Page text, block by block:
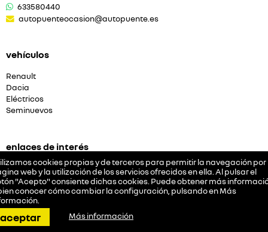
cookies propias y de terceros para permitir la navegación por
web y la utilización de los servicios ofrecidos en ella. Al pulsar el
"Acepto" consiente dichas cookies. Puede obtener más
conocer cómo cambiar la configuración, pulsando enMás
aceptar Más información
llamar pedir cita dirección
633580440
autopuenteocasion@autopuente.es
vehículos
Renault
Dacia
Eléctricos
Seminuevos
enlaces de interés
Servicios
empresa
Quiénes somos